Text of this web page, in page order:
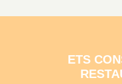
ETS